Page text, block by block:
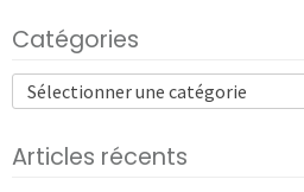
Catégories
Articles récents